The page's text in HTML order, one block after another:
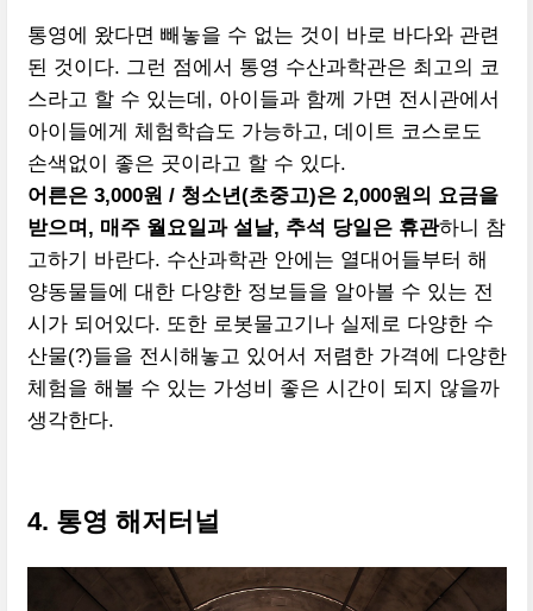
통영에 왔다면 빼놓을 수 없는 것이 바로 바다와 관련
된 것이다. 그런 점에서 통영 수산과학관은 최고의 코
스라고 할 수 있는데, 아이들과 함께 가면 전시관에서
아이들에게 체험학습도 가능하고, 데이트 코스로도
손색없이 좋은 곳이라고 할 수 있다.
어른은 3,000원 / 청소년(초중고)은 2,000원의 요금을
받으며, 매주 월요일과 설날, 추석 당일은 휴관하니 참
고하기 바란다. 수산과학관 안에는 열대어들부터 해
양동물들에 대한 다양한 정보들을 알아볼 수 있는 전
시가 되어있다. 또한 로봇물고기나 실제로 다양한 수
산물(?)들을 전시해놓고 있어서 저렴한 가격에 다양한
체험을 해볼 수 있는 가성비 좋은 시간이 되지 않을까
생각한다.
4. 통영 해저터널